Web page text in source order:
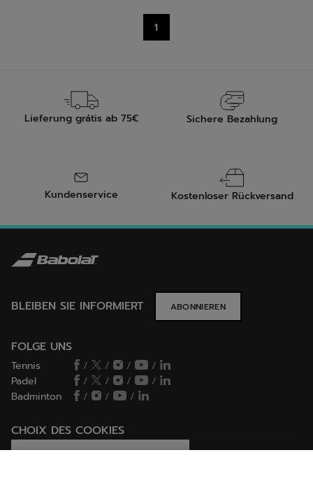
1
Lieferung grátis ab 75€ Sichere Bezahlung
Kundenservice Kostenloser Rückversand
BLEIBEN SIE INFORMIERT ABONNIEREN
FOLGE UNS
Tennis / / /
/
Padel
/ / /
/
Badminton
/ / /
CHOIX DES COOKIES